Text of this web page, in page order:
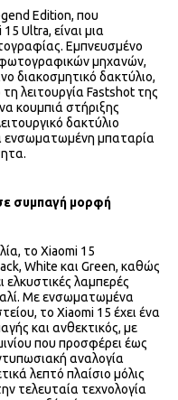
Edition, που
Ultra, είναι μια
Εμπνευσμένο
μηχανών,
διακοσμητικό δακτύλιο,
λειτουργία Fastshot της
κουμπιά στήριξης
δακτύλιο
ενσωματωμένη μπαταρία
συμπαγή μορφή
το Xiaomi 15
White και Green, καθώς
ελκυστικές λαμπερές
Με ενσωματωμένα
το Xiaomi 15 έχει ένα
και ανθεκτικός, με
που προσφέρει έως
αναλογία
λεπτό πλαίσιο μόλις
τελευταία τεχνολογία